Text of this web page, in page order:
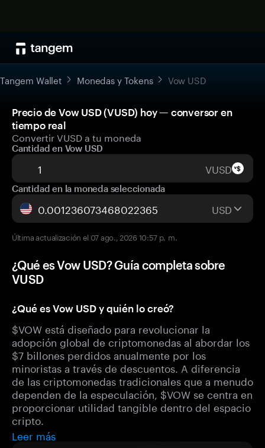
Tangem Wallet Monedas y Tokens Vow USD
Precio de Vow USD (VUSD) hoy — conversor en
tiempo real
Convertir VUSD a tu moneda
Cantidad en Vow USD
VUSD
Cantidad en la moneda seleccionada
USD
Última actualización el 07 ago., 2026 10:57 p. m.
¿Qué es Vow USD? Guía completa sobre
VUSD
¿Qué es Vow USD y quién lo creó?
$VOW está diseñado para revolucionar la
adopción global de criptomonedas al abordar los
$7 billones perdidos anualmente por los
minoristas a través de descuentos. A diferencia
de las criptomonedas tradicionales que a menudo
dependen de la especulación, $VOW se centra en
proporcionar utilidad tangible dentro del espacio
cripto.
Leer más